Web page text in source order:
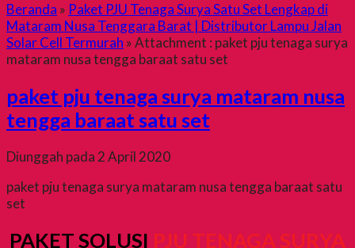
Beranda » Paket PJU Tenaga Surya Satu Set Lengkap di
Mataram Nusa Tenggara Barat | Distributor Lampu Jalan
Solar Cell Termurah » Attachment : paket pju tenaga surya
mataram nusa tengga baraat satu set
paket pju tenaga surya mataram nusa
tengga baraat satu set
Diunggah pada 2 April 2020
paket pju tenaga surya mataram nusa tengga baraat satu
set
PAKET SOLUSI PJU TENAGA SURYA